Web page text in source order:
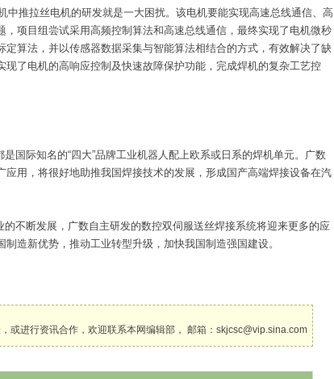
推拉丝电机的研发就是一大困扰。该电机要能实现高速总线通信、高
项目组尝试采用高频控制算法和高速总线通信，最终实现了电机微秒
算法，并以传感器数据采集与智能算法相结合的方式，有效解决了缺
了电机的高响应控制及快速故障保护功能，完成焊机的复杂工艺控
际知名的“四大”品牌工业机器人配上欧系或日系的焊机单元。广数
用，将很好地助推我国焊接技术的发展，形成国产高端焊接设备在汽
不断发展，广数自主研发的数控双伺服送丝焊接系统将迎来更多的应
造新优势，推动工业转型升级，加快我国制造强国建设。
进行资讯合作，欢迎联系本网编辑部， 邮箱：skjcsc@vip.sina.com